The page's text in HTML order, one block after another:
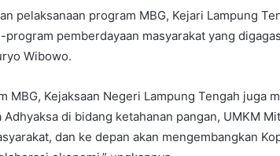
pelaksanaan program MBG, Kejari Lampung
pemberdayaan masyarakat yang
Wibowo.
MBG, Kejaksaan Negeri Lampung Tengah juga
di bidang ketahanan pangan, UMKM
dan ke depan akan mengembangkan